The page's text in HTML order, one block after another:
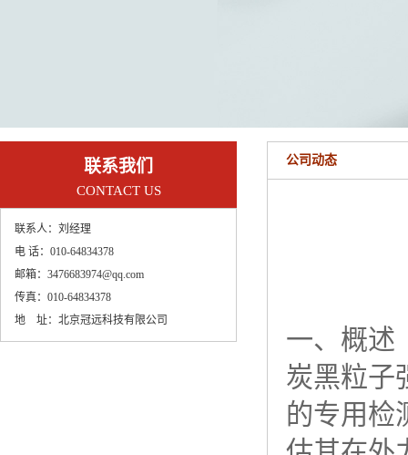
联系我们
CONTACT US
联系人： 刘经理
电 话： 010-64834378
邮箱： 3476683974@qq.com
传真： 010-64834378
地 址： 北京冠远科技有限公司
公司动态
一、概述
炭黑粒子
的专用检